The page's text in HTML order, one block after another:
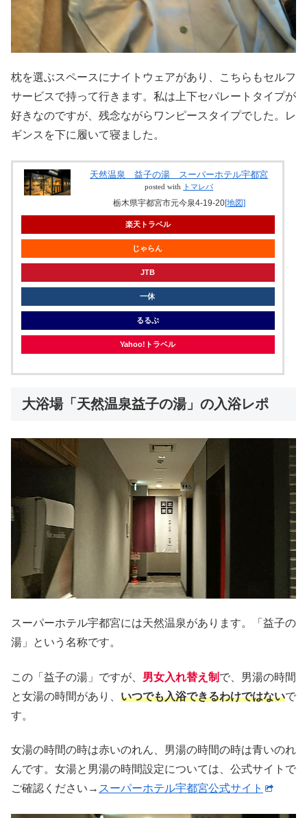
枕を選ぶスペースにナイトウェアがあり、こちらもセルフ
サービスで持って行きます。私は上下セパレートタイプが
好きなのですが、残念ながらワンピースタイプでした。レ
ギンスを下に履いて寝ました。
天然温泉 益子の湯 スーパーホテル宇都宮
posted with トマレバ
栃木県宇都宮市元今泉4-19-20[地図]
楽天トラベル
じゃらん
JTB
一休
るるぶ
Yahoo!トラベル
大浴場「天然温泉益子の湯」の入浴レポ
スーパーホテル宇都宮には天然温泉があります。「益子の
湯」という名称です。
この「益子の湯」ですが、 男女入れ替え制 で、男湯の時間
と女湯の時間があり、 いつでも入浴できるわけではないで
す。
女湯の時間の時は赤いのれん、男湯の時間の時は青いのれ
んです。女湯と男湯の時間設定については、公式サイトで
ご確認ください→ スーパーホテル宇都宮公式サイト